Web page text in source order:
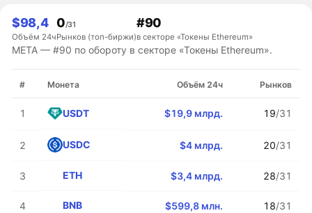
$98,4
Объём 24ч
0/31
Рынков (топ-биржи)
#90
в секторе «Токены Ethereum»
META — #90 по обороту в секторе «Токены Ethereum».
# Монета Объём 24ч Рынков
1 USDT $19,9 млрд. 19/31
2 USDC $4 млрд. 20/31
3 ETH $3,4 млрд. 28/31
4 BNB $599,8 млн. 18/31